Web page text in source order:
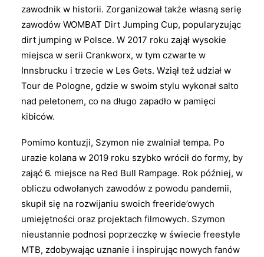
zawodnik w historii. Zorganizował także własną serię
zawodów WOMBAT Dirt Jumping Cup, popularyzując
dirt jumping w Polsce. W 2017 roku zajął wysokie
miejsca w serii Crankworx, w tym czwarte w
Innsbrucku i trzecie w Les Gets. Wziął też udział w
Tour de Pologne, gdzie w swoim stylu wykonał salto
nad peletonem, co na długo zapadło w pamięci
kibiców.
Pomimo kontuzji, Szymon nie zwalniał tempa. Po
urazie kolana w 2019 roku szybko wrócił do formy, by
zająć 6. miejsce na Red Bull Rampage. Rok później, w
obliczu odwołanych zawodów z powodu pandemii,
skupił się na rozwijaniu swoich freeride’owych
umiejętności oraz projektach filmowych. Szymon
nieustannie podnosi poprzeczkę w świecie freestyle
MTB, zdobywając uznanie i inspirując nowych fanów